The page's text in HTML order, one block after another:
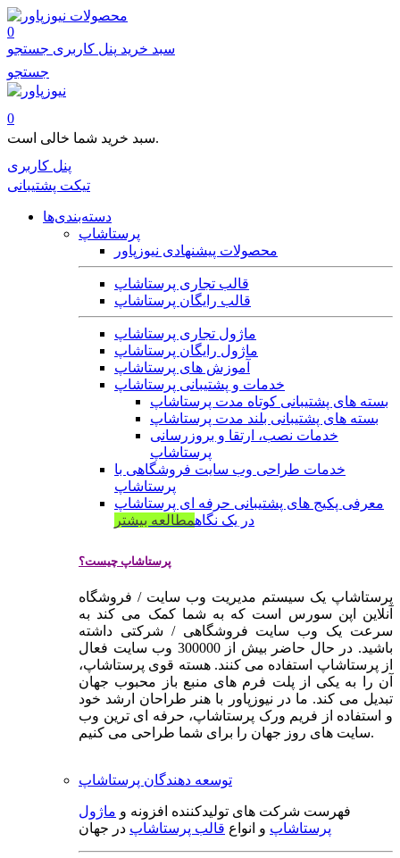
محصولات
0
سبد خرید پنل کاربری جستجو
جستجو
0
سبد خرید شما خالی است.
پنل کاربری
تیکت پشتیبانی
دسته‌بندی‌ها
پرستاشاپ
محصولات پیشنهادی نیوزپاور
قالب تجاری پرستاشاپ
قالب رایگان پرستاشاپ
ماژول تجاری پرستاشاپ
ماژول رایگان پرستاشاپ
آموزش های پرستاشاپ
خدمات و پشتیبانی پرستاشاپ
بسته های پشتیبانی کوتاه مدت پرستاشاپ
بسته های پشتیبانی بلند مدت پرستاشاپ
خدمات نصب، ارتقا و بروزرسانی
پرستاشاپ
خدمات طراحی وب سایت فروشگاهی با
پرستاشاپ
معرفی پکیج های پشتیبانی حرفه ای پرستاشاپ
در یک نگاهمطالعه بیشتر
پرستاشاپ چیست؟
پرستاشاپ یک سیستم مدیریت وب سایت / فروشگاه
آنلاین اپن سورس است که به شما کمک می کند به
سرعت یک وب سایت فروشگاهی / شرکتی داشته
باشید. در حال حاضر بیش از 300000 وب سایت فعال
از پرستاشاپ استفاده می کنند. هسته قوی پرستاشاپ،
آن را به یکی از پلت فرم های منبع باز محبوب جهان
تبدیل می کند. ما در نیوزپاور با هنر طراحان ارشد خود
و استفاده از فریم ورک پرستاشاپ، حرفه ای ترین وب
سایت های روز جهان را برای شما طراحی می کنیم.
توسعه دهندگان پرستاشاپ
فهرست شرکت های تولیدکننده افزونه و ماژول
پرستاشاپ و انواع قالب پرستاشاپ در جهان